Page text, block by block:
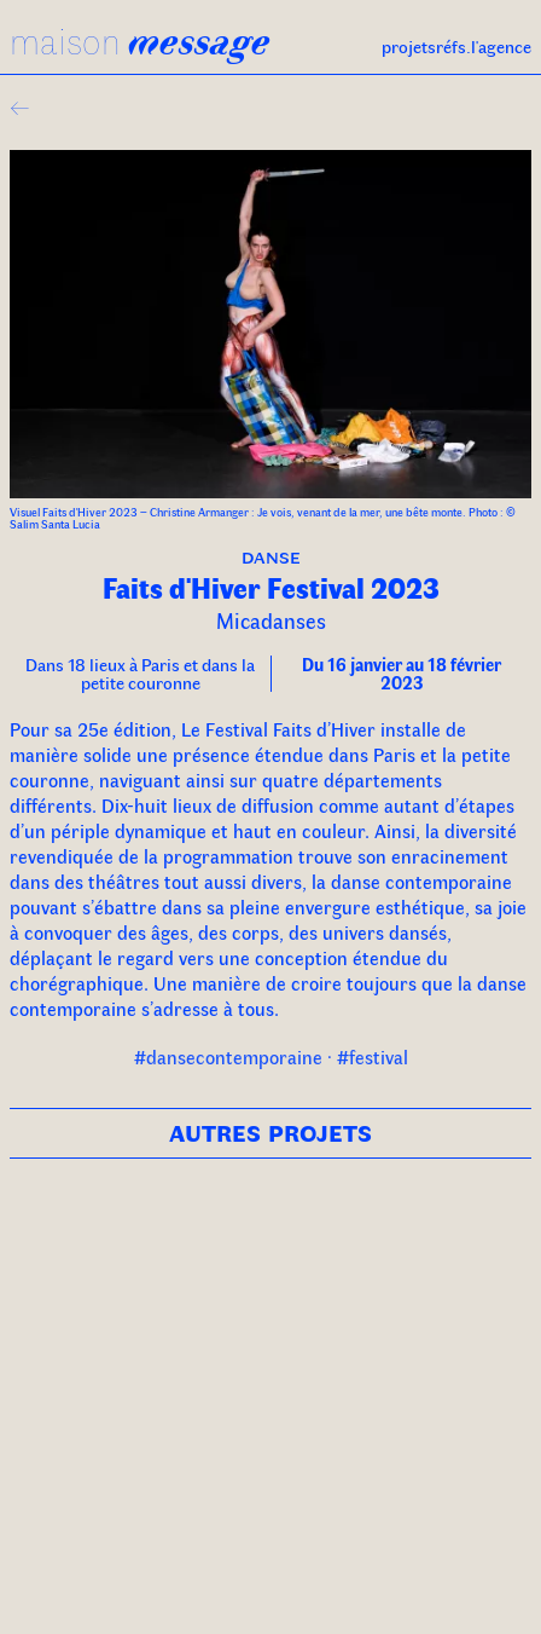
maison message projetsréfs. l'agence
←
Visuel Faits d'Hiver 2023 – Christine Armanger : Je vois, venant de la mer, une bête monte. Photo : ©
Salim Santa Lucia
danse
Faits d'Hiver Festival 2023
Micadanses
Dans 18 lieux à Paris et dans la
petite couronne
Du 16 janvier au 18 février
2023
Pour sa 25e édition, Le Festival Faits d’Hiver installe de
manière solide une présence étendue dans Paris et la petite
couronne, naviguant ainsi sur quatre départements
différents. Dix-huit lieux de diffusion comme autant d’étapes
d’un périple dynamique et haut en couleur. Ainsi, la diversité
revendiquée de la programmation trouve son enracinement
dans des théâtres tout aussi divers, la danse contemporaine
pouvant s’ébattre dans sa pleine envergure esthétique, sa joie
à convoquer des âges, des corps, des univers dansés,
déplaçant le regard vers une conception étendue du
chorégraphique. Une manière de croire toujours que la danse
contemporaine s’adresse à tous.
#dansecontemporaine · #festival
autres projets